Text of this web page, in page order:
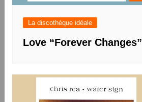
La discothèque idéale
Love “Forever Changes”